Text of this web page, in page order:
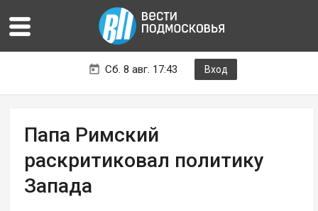
Сб. 8 авг. 17:43 Вход
Папа Римский
раскритиковал политику
Запада